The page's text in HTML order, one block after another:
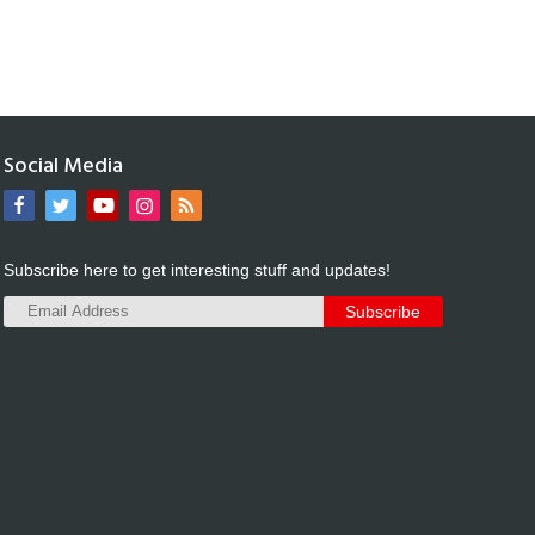
Social Media
Subscribe here to get interesting stuff and updates!